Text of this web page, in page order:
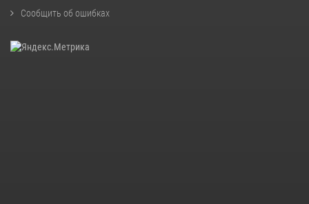
Сообщить об ошибках